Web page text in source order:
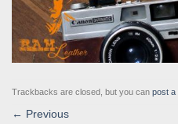
Trackbacks are closed, but you can post a
← Previous